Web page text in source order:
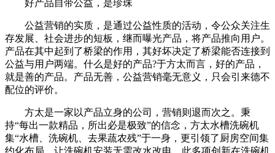
好产品自带公益，是珍珠
公益营销的实质，是通过公益性质的活动，令公众关注生
存发展、社会进步的短板，继而曝光产品，将产品推向用户。
产品在其中起到了桥梁的作用，其好坏决定了桥梁能否连接到
公益与用户两端。什么是好的产品?于方太而言，好的产品，
就是善的产品。产品无善，公益营销毫无意义，只会引来德不
配位的评价。
方太是一家以产品立身的公司，营销则退而次之。秉
持“每出一款精品，所出必是极致”的信念，方太水槽洗碗机
集“水槽、洗碗机、去果蔬农残”于一身，更引领了厨房空间集
约化布局，让洗碗机安装无需改水改电，此多项创新在洗碗机